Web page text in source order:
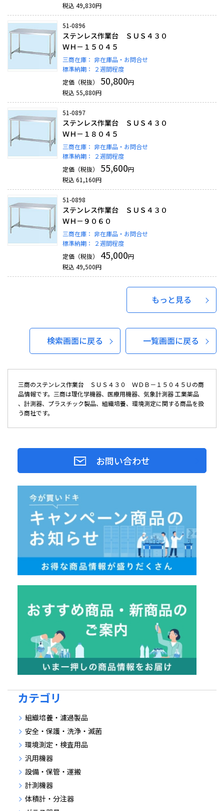
税込 49,830円
51-0896
ステンレス作業台 ＳＵＳ４３０
ＷＨ－１５０４５
三商在庫： 非在庫品・お問合せ
標準納期：
２週間程度
定価（税抜）
50,800円
税込 55,880円
51-0897
ステンレス作業台 ＳＵＳ４３０
ＷＨ－１８０４５
三商在庫： 非在庫品・お問合せ
標準納期：
２週間程度
定価（税抜）
55,600円
税込 61,160円
51-0898
ステンレス作業台 ＳＵＳ４３０
ＷＨ－９０６０
三商在庫： 非在庫品・お問合せ
標準納期：
２週間程度
定価（税抜）
45,000円
税込 49,500円
もっと見る
検索画面に戻る 一覧画面に戻る
三商のステンレス作業台 ＳＵＳ４３０ ＷＤＢ－１５０４５Ｕの商
品情報です。三商は理化学機器、医療用機器、気象計測器 工業薬品
、計測器、プラスチック製品、組織培養、環境測定に関する商品を扱
う商社です。
お問い合わせ
カテゴリ
組織培養・濾過製品
安全・保護・洗浄・滅菌
環境測定・検査用品
汎用機器
設備・保管・運搬
計測機器
体積計・分注器